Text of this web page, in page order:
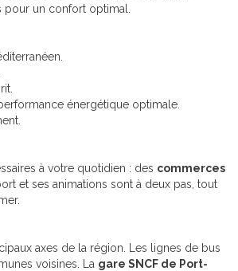
un confort optimal.
énergétique optimale.
à votre quotidien : des commerces
et ses animations sont à deux pas, tout
axes de la région. Les lignes de bus
voisines. La gare SNCF de Port-